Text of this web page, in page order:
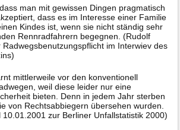
man mit gewissen Dingen pragmatisch
dass es im Interesse einer Familie
Kindes ist, wenn sie nicht ständig sehr
Rennradfahrern begegnen. (Rudolf
Radwegsbenutzungspflicht im Interwiev des
mittlerweile vor den konventionell
weil diese leider nur eine
bieten. Denn in jedem Jahr sterben
von Rechtsabbiegern übersehen wurden.
10.01.2001 zur Berliner Unfallstatistik 2000)